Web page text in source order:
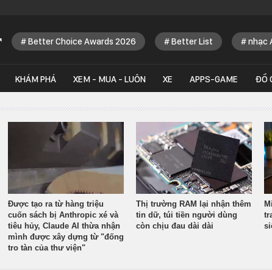
Better Choice Awards 2026 Better List nhạc
KHÁM PHÁ XEM - MUA - LUÔN XE APPS-GAME ĐỒ
Được tạo ra từ hàng triệu
cuốn sách bị Anthropic xé và
tiêu hủy, Claude AI thừa nhận
mình được xây dựng từ "đống
tro tàn của thư viện"
Thị trường RAM lại nhận thêm
tin dữ, túi tiền người dùng
còn chịu đau dài dài